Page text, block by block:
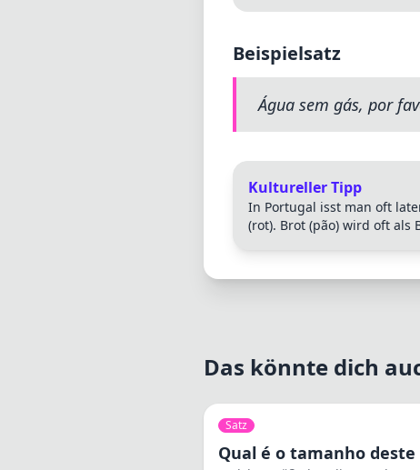
Beispielsatz
Água sem gás, por
Kultureller Tipp
In Portugal isst man oft
(rot). Brot (pão) wird oft als
Das könnte dich
Satz